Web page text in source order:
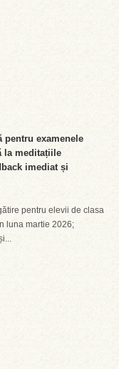
pentru examenele
la meditațiile
imediat și
pentru elevii de clasa
luna martie 2026;